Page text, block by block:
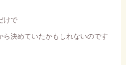
けで
ら決めていたかもしれないのです